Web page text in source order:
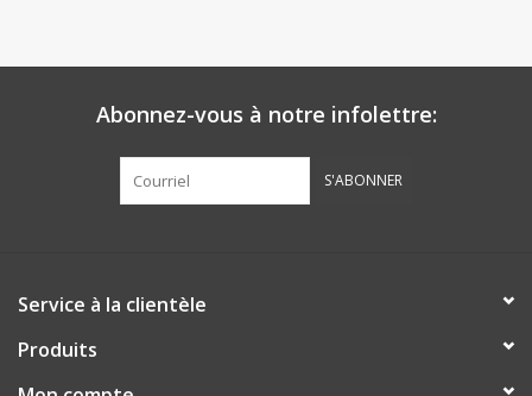
Abonnez-vous à notre infolettre:
S'ABONNER
Service à la clientèle
Produits